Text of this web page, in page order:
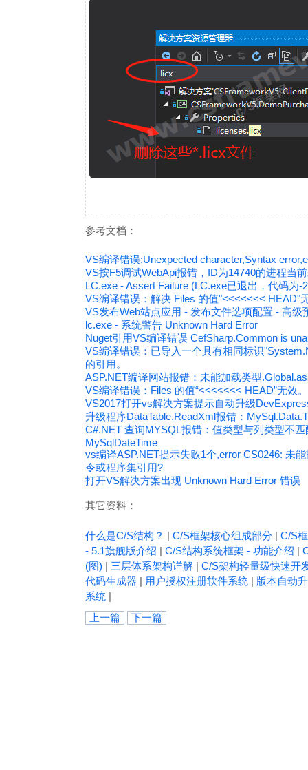
参考文档：
VS编译错误:Unexpected character,Syntax
VS按F5调试WebApi报错，ID为14740的进程当
LC.exe - Assert Failure (LC.exe已退出，代码为-
VS编译错误：解决 Files 的值"<<<<<<< HEAD"
VS发布Web站点应用 - 发布文件选项配置 - 高级
lc.exe - 系统警告 Unknown Hard Error
Nuget引用VS编译错误 CefSharp.Common is
VS编译错误：已导入一个具有相同标识
的引用。
ASP.NET编译网站报错：未能加载类型
VS编译错误：Files 的值“<<<<<<< HEAD”无效
VS2017打开vs解决方案提示自动升级
升级程序DataTable.ReadXml报错：
C#.NET 查询MYSQL报错：值类型与列类型不
MySqlDateTime
vs编译ASP.NET提示失败1个,error CS0246: 未
令或程序集引用?
打开VS解决方案出现 Unknown Hard Error 错误
其它资料：
什么是C/S结构？ | C/S框架核心组成部分 | C/S
- 5.1旗舰版介绍 | C/S结构系统框架 - 功能介绍 |
(图) | 三层体系架构详解 | C/S架构轻量级快速开
代码生成器 | 用户授权注册软件系统 | 版本自动
系统 |
上一篇
下一篇